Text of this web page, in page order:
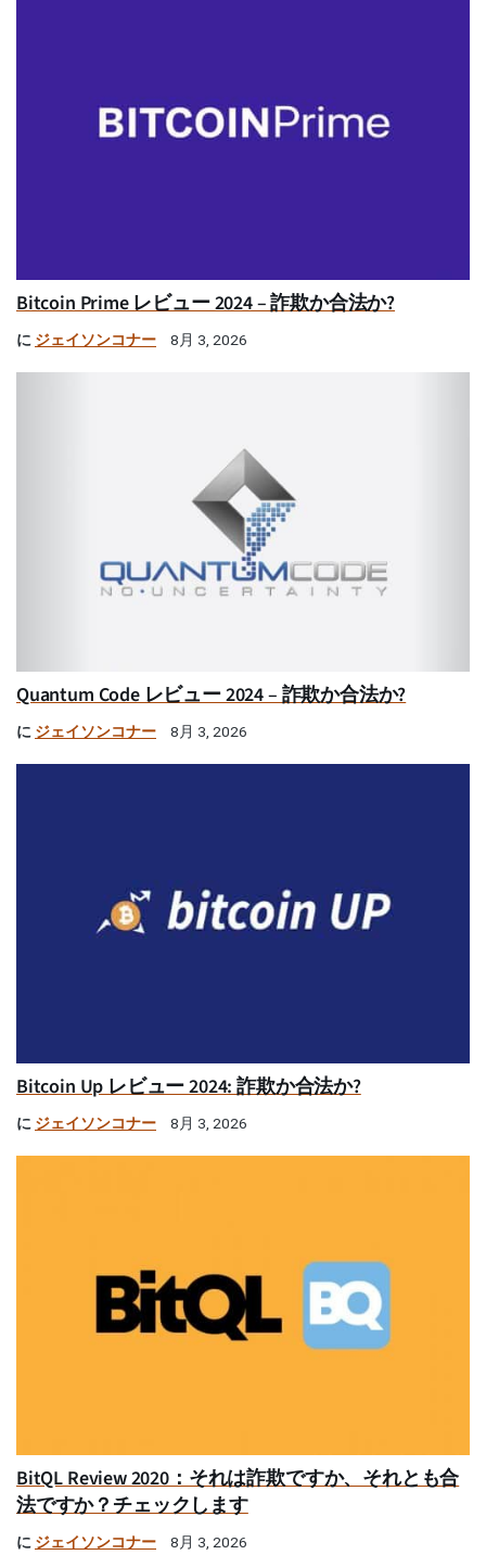
Bitcoin Prime レビュー 2024 – 詐欺か合法か?
に ジェイソンコナー 8月 3, 2026
Quantum Code レビュー 2024 – 詐欺か合法か?
に ジェイソンコナー 8月 3, 2026
Bitcoin Up レビュー 2024: 詐欺か合法か?
に ジェイソンコナー 8月 3, 2026
BitQL Review 2020：それは詐欺ですか、それとも合
法ですか？チェックします
に ジェイソンコナー 8月 3, 2026